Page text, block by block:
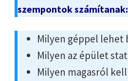
szempontok számítanak:
Milyen géppel lehet
Milyen az épület
Milyen magasról